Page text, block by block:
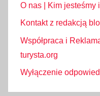
O nas | Kim jesteśmy
Kontakt z redakcją
Współpraca i
turysta.org
Wyłączenie